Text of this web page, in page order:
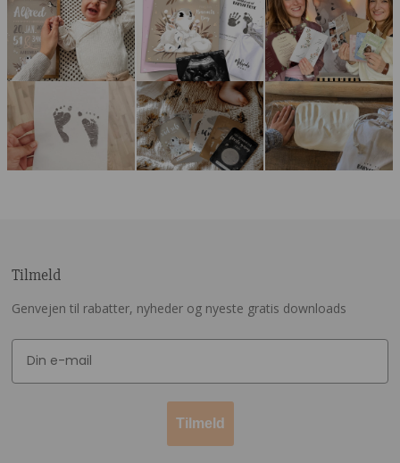
Tilmeld
Genvejen til rabatter, nyheder og nyeste gratis downloads
Tilmeld